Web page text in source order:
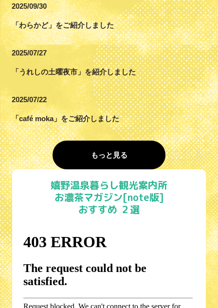
「わらかど」をご紹介しました
2025/09/30
「うれしの土曜夜市」を紹介しました
2025/07/27
「café moka」をご紹介しました
2025/07/22
もっと見る
嬉野温泉暮らし観光案内所
お濃茶マガジン[note版]
おすすめ ２選